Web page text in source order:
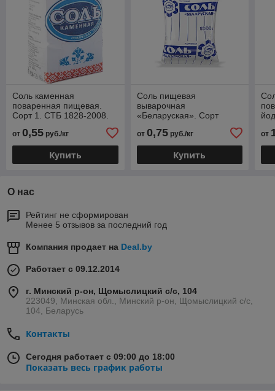
Соль каменная
поваренная пищевая.
Сорт 1. СТБ 1828-2008.
от 0,55 руб./кг
Купить
Соль пищевая
выварочная
«Беларуская». Сорт
Высший. Помол №1. 1кг.
от 0,75руб./кг
Купить
№1.
от
О нас
Рейтинг не сформирован
Менее 5 отзывов за последний год
Компания продает на Deal.by
Работает с 09.12.2014
г. Минский р-он, Щомыслицкий с/с, 104
223049, Минская обл., Минский р-он, Щомыслицкий с/с,
104, Беларусь
Контакты
Сегодня работает с 09:00 до 18:00
Показать весь график работы